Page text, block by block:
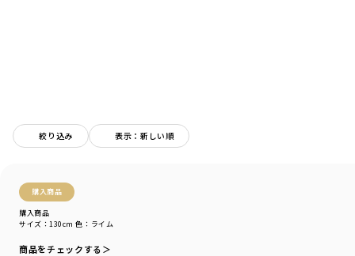
絞り込み 表示：新しい順
購入商品
購入商品
サイズ：130cm 色：ライム
商品をチェックする＞
ポケット：なし
着用イメージ/カラー：オフホワイト
サイズ：サイズ110
ブランド
シーズン
／ アウトレット
カテゴリ
／トップス